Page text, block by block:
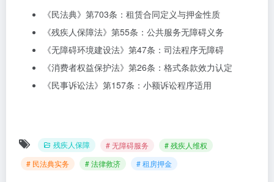
《民法典》第703条：租赁合同定义与押金性质
《残疾人保障法》第55条：公共服务无障碍义务
《无障碍环境建设法》第47条：司法程序无障碍
《消费者权益保护法》第26条：格式条款效力认定
《民事诉讼法》第157条：小额诉讼程序适用
残疾人保障 # 无障碍服务
# 残疾人维权
# 民法典实务
# 法律救济 # 租房押金